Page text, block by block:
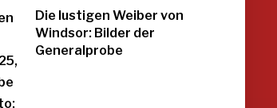
Die lustigen Weiber von
Windsor: Bilder der
Generalprobe